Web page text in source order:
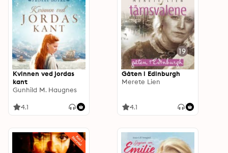
Kvinnen ved jordas
kant
Gunhild M. Haugnes
4.1
Gåten i Edinburgh
Merete Lien
4.1